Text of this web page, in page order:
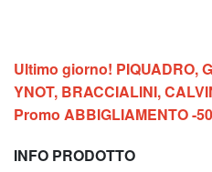
Ultimo giorno! PIQUADRO,
YNOT, BRACCIALINI,
Promo ABBIGLIAMENTO -
INFO PRODOTTO